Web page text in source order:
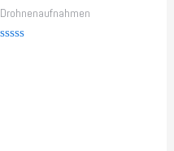
Drohnenaufnahmen